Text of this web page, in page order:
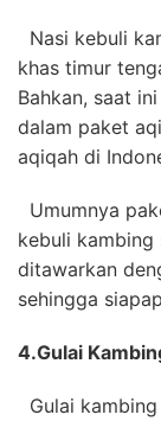
Nasi kebuli
khas timur
Bahkan, saat
dalam paket
aqiqah di
Umumnya
kebuli kambing
ditawarkan
sehingga
4.Gulai
Gulai